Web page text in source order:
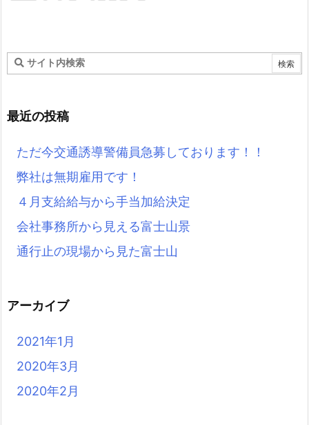
最近の投稿
ただ今交通誘導警備員急募しております！！
弊社は無期雇用です！
４月支給給与から手当加給決定
会社事務所から見える富士山景
通行止の現場から見た富士山
アーカイブ
2021年1月
2020年3月
2020年2月